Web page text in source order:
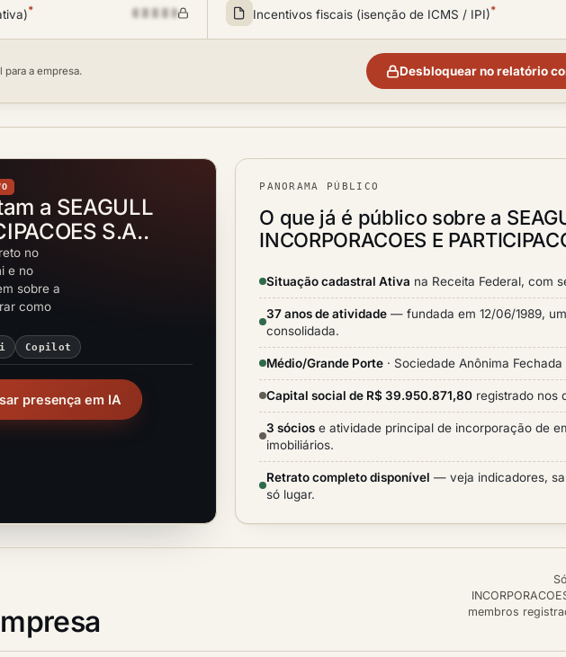
* Incentivos fiscais (isenção de ICMS / IPI)*
a empresa. Desbloquear no relatório
a SEAGULL
S.A..
no
e no
sobre a
como
Copilot
presença em IA
PANORAMA PÚBLICO
O que já é público sobre a
INCORPORACOES E
Situação cadastral Ativa na Receita Federal, com
37 anos de atividade — fundada em 12/06/1989,
consolidada.
Médio/Grande Porte · Sociedade Anônima Fechada
Capital social de R$ 39.950.871,80 registrado nos
3 sócios e atividade principal de incorporação de
imobiliários.
Retrato completo disponível — veja indicadores,
só lugar.
membros